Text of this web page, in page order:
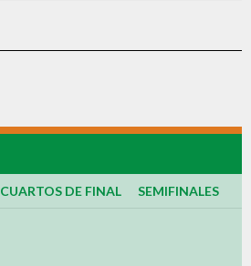
CUARTOS DE FINAL SEMIFINALES